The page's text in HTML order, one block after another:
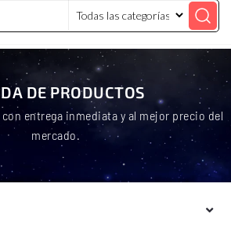
DE PRODUCTOS
entrega inmediata y al mejor precio del
mercado.